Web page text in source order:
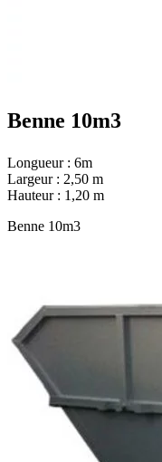
Benne 10m3
Longueur : 6m
Largeur : 2,50 m
Hauteur : 1,20 m
Benne 10m3